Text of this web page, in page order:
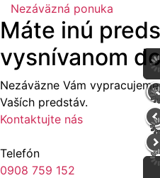
Nezáväzná ponuka
Máte inú
vysnívanom
Nezáväzne Vám
Vaších predstáv.
Kontaktujte nás
Telefón
0908 759 152